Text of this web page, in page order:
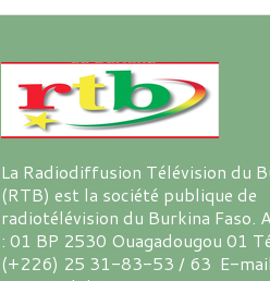
La Radiodiffusion Télévision du
(RTB) est la société publique de
radiotélévision du Burkina Faso.
: 01 BP 2530 Ouagadougou 01
(+226) 25 31-83-53 / 63 E-